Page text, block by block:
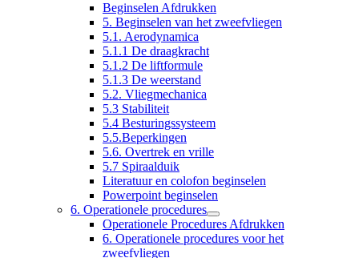
Beginselen Afdrukken
5. Beginselen van het zweefvliegen
5.1. Aerodynamica
5.1.1 De draagkracht
5.1.2 De liftformule
5.1.3 De weerstand
5.2. Vliegmechanica
5.3 Stabiliteit
5.4 Besturingssysteem
5.5.Beperkingen
5.6. Overtrek en vrille
5.7 Spiraalduik
Literatuur en colofon beginselen
Powerpoint beginselen
6. Operationele procedures
Operationele Procedures Afdrukken
6. Operationele procedures voor het
zweefvliegen